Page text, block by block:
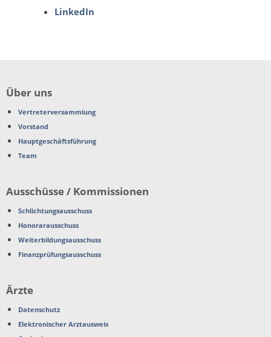
LinkedIn
Über uns
Vertreterversammlung
Vorstand
Hauptgeschäftsführung
Team
Ausschüsse / Kommissionen
Schlichtungsausschuss
Honorarausschuss
Weiterbildungsausschuss
Finanzprüfungsausschuss
Ärzte
Datenschutz
Elektronischer Arztausweis